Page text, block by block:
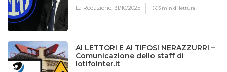
La Redazione,31/10/2025 3 min di lettura
AI LETTORI E AI TIFOSI NERAZZURRI –
Comunicazione dello staff di
Iotifointer.it